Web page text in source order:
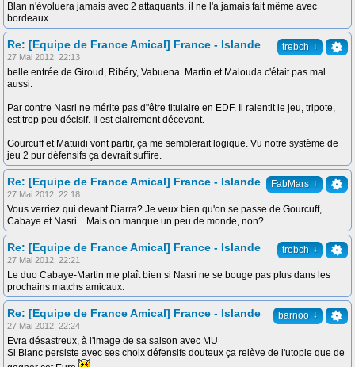
Blan n'évoluera jamais avec 2 attaquants, il ne l'a jamais fait même avec
bordeaux.
trebch ↓
Re: [Equipe de France Amical] France - Islande
27 Mai 2012, 22:13
belle entrée de Giroud, Ribéry, Vabuena. Martin et Malouda c'était pas mal
aussi.
Par contre Nasri ne mérite pas d"être titulaire en EDF. Il ralentit le jeu, tripote,
est trop peu décisif. Il est clairement décevant.
Gourcuff et Matuidi vont partir, ça me semblerait logique. Vu notre système de
jeu 2 pur défensifs ça devrait suffire.
FabMars ↓
Re: [Equipe de France Amical] France - Islande
27 Mai 2012, 22:18
Vous verriez qui devant Diarra? Je veux bien qu'on se passe de Gourcuff,
Cabaye et Nasri... Mais on manque un peu de monde, non?
trebch ↓
Re: [Equipe de France Amical] France - Islande
27 Mai 2012, 22:21
Le duo Cabaye-Martin me plaît bien si Nasri ne se bouge pas plus dans les
prochains matchs amicaux.
barnoo ↓
Re: [Equipe de France Amical] France - Islande
27 Mai 2012, 22:24
Evra désastreux, à l'image de sa saison avec MU
Si Blanc persiste avec ses choix défensifs douteux ça relève de l'utopie que de